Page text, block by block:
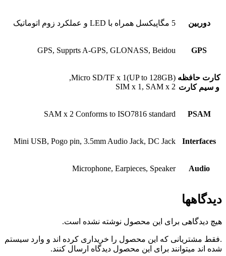
دوربین 5 مگاپیکسل همراه با LED و عملکرد زوم اتوماتیک
GPS
GPS, Supprts A-GPS, GLONASS, Beidou
کارت حافظه
و سیم کارت
(Micro SD/TF x 1(UP to 128GB,
SIM x 1, SAM x 2
PSAM
SAM x 2 Conforms to ISO7816 standard
Interfaces
Mini USB, Pogo pin, 3.5mm Audio Jack, DC Jack
Audio
Microphone, Earpieces, Speaker
دیدگاهها
هیچ دیدگاهی برای این محصول نوشته نشده است.
.فقط مشتریانی که این محصول را خریداری کرده اند و وارد سیستم
شده اند میتوانند برای این محصول دیدگاه ارسال کنند.